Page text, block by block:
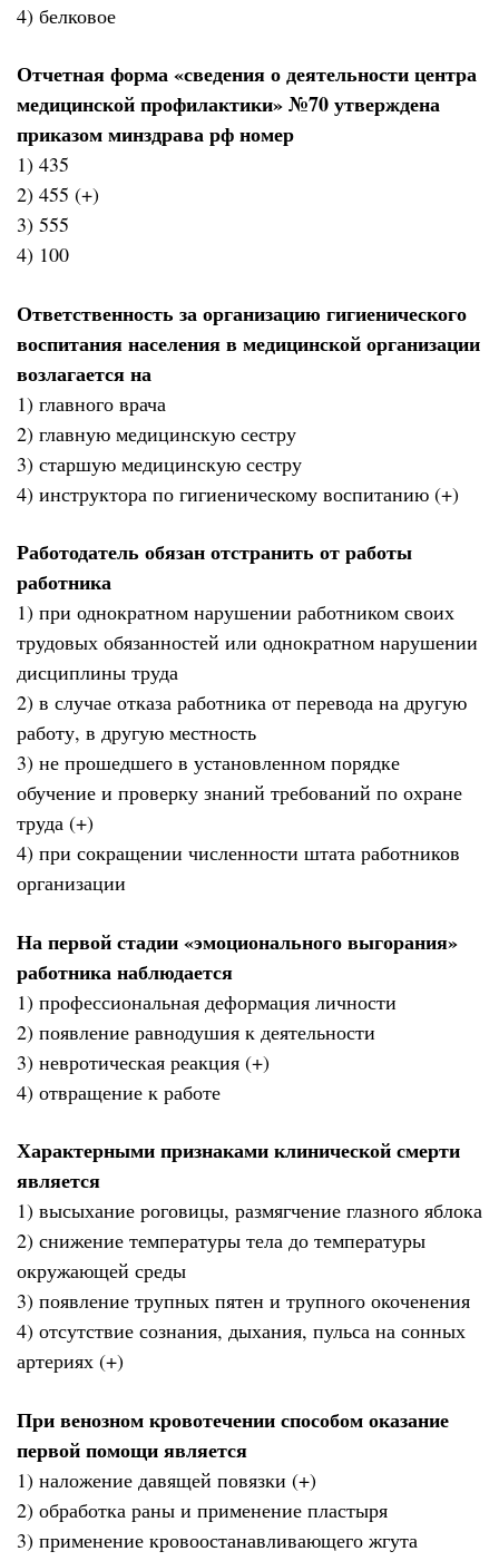
4) белковое
Отчетная форма «сведения о деятельности центра
медицинской профилактики» №70 утверждена
приказом минздрава рф номер
1) 435
2) 455 (+)
3) 555
4) 100
Ответственность за организацию гигиенического
воспитания населения в медицинской организации
возлагается на
1) главного врача
2) главную медицинскую сестру
3) старшую медицинскую сестру
4) инструктора по гигиеническому воспитанию (+)
Работодатель обязан отстранить от работы
работника
1) при однократном нарушении работником своих
трудовых обязанностей или однократном нарушении
дисциплины труда
2) в случае отказа работника от перевода на другую
работу, в другую местность
3) не прошедшего в установленном порядке
обучение и проверку знаний требований по охране
труда (+)
4) при сокращении численности штата работников
организации
На первой стадии «эмоционального выгорания»
работника наблюдается
1) профессиональная деформация личности
2) появление равнодушия к деятельности
3) невротическая реакция (+)
4) отвращение к работе
Характерными признаками клинической смерти
является
1) высыхание роговицы, размягчение глазного яблока
2) снижение температуры тела до температуры
окружающей среды
3) появление трупных пятен и трупного окоченения
4) отсутствие сознания, дыхания, пульса на сонных
артериях (+)
При венозном кровотечении способом оказание
первой помощи является
1) наложение давящей повязки (+)
2) обработка раны и применение пластыря
3) применение кровоостанавливающего жгута